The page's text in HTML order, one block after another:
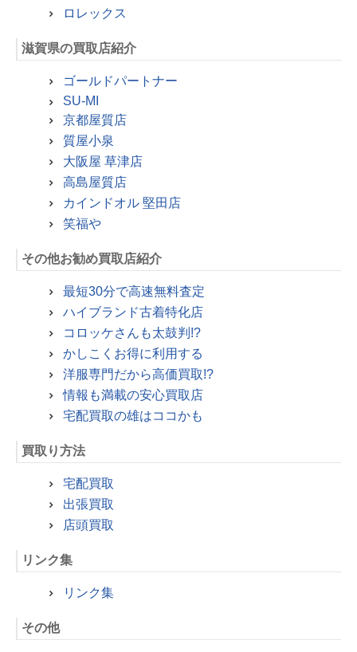
ロレックス
滋賀県の買取店紹介
ゴールドパートナー
SU-MI
京都屋質店
質屋小泉
大阪屋 草津店
高島屋質店
カインドオル 堅田店
笑福や
その他お勧め買取店紹介
最短30分で高速無料査定
ハイブランド古着特化店
コロッケさんも太鼓判!?
かしこくお得に利用する
洋服専門だから高価買取!?
情報も満載の安心買取店
宅配買取の雄はココかも
買取り方法
宅配買取
出張買取
店頭買取
リンク集
リンク集
その他